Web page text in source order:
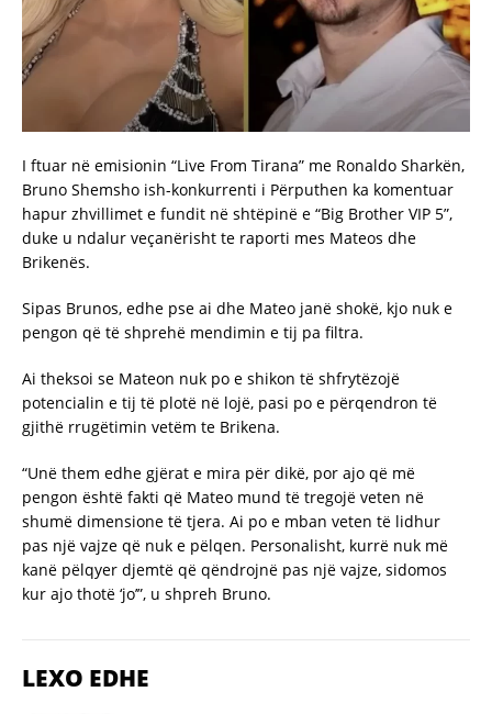
I ftuar në emisionin “Live From Tirana” me Ronaldo Sharkën,
Bruno Shemsho ish-konkurrenti i Përputhen ka komentuar
hapur zhvillimet e fundit në shtëpinë e “Big Brother VIP 5”,
duke u ndalur veçanërisht te raporti mes Mateos dhe
Brikenës.
Sipas Brunos, edhe pse ai dhe Mateo janë shokë, kjo nuk e
pengon që të shprehë mendimin e tij pa filtra.
Ai theksoi se Mateon nuk po e shikon të shfrytëzojë
potencialin e tij të plotë në lojë, pasi po e përqendron të
gjithë rrugëtimin vetëm te Brikena.
“Unë them edhe gjërat e mira për dikë, por ajo që më
pengon është fakti që Mateo mund të tregojë veten në
shumë dimensione të tjera. Ai po e mban veten të lidhur
pas një vajze që nuk e pëlqen. Personalisht, kurrë nuk më
kanë pëlqyer djemtë që qëndrojnë pas një vajze, sidomos
kur ajo thotë ‘jo’”, u shpreh Bruno.
LEXO EDHE